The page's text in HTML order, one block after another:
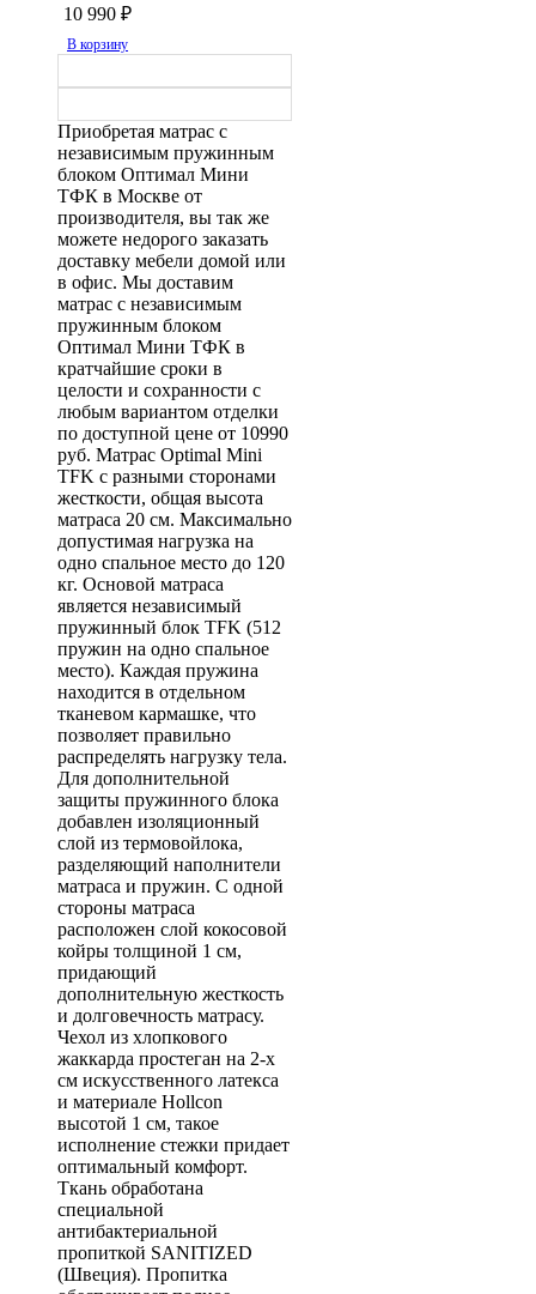
10 990 ₽
В корзину
Приобретая матрас с
независимым пружинным
блоком Оптимал Мини
ТФК в Москве от
производителя, вы так же
можете недорого заказать
доставку мебели домой или
в офис. Мы доставим
матрас с независимым
пружинным блоком
Оптимал Мини ТФК в
кратчайшие сроки в
целости и сохранности с
любым вариантом отделки
по доступной цене от 10990
руб. Матрас Optimal Mini
TFK с разными сторонами
жесткости, общая высота
матраса 20 см. Максимально
допустимая нагрузка на
одно спальное место до 120
кг. Основой матраса
является независимый
пружинный блок TFK (512
пружин на одно спальное
место). Каждая пружина
находится в отдельном
тканевом кармашке, что
позволяет правильно
распределять нагрузку тела.
Для дополнительной
защиты пружинного блока
добавлен изоляционный
слой из термовойлока,
разделяющий наполнители
матраса и пружин. С одной
стороны матраса
расположен слой кокосовой
койры толщиной 1 см,
придающий
дополнительную жесткость
и долговечность матрасу.
Чехол из хлопкового
жаккарда простеган на 2-х
см искусственного латекса
и материале Hollcon
высотой 1 см, такое
исполнение стежки придает
оптимальный комфорт.
Ткань обработана
специальной
антибактериальной
пропиткой SANITIZED
(Швеция). Пропитка